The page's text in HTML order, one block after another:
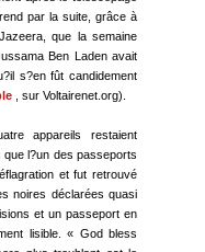
par la suite, grâce à
que la semaine
Ben Laden avait
s?en fût candidement
, sur Voltairenet.org).
appareils restaient
l?un des passeports
et fut retrouvé
noires déclarées quasi
et un passeport en
lisible. « God bless